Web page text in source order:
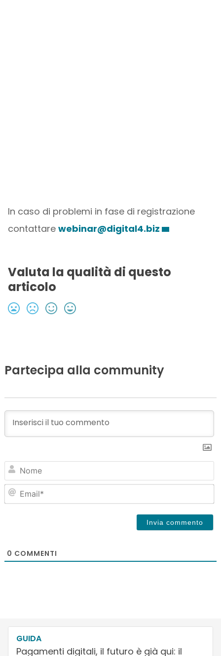
In caso di problemi in fase di registrazione
contattare webinar@digital4.biz
Valuta la qualità di questo
articolo
Partecipa alla community
0 COMMENTI
GUIDA
Pagamenti digitali, il futuro è già qui: il